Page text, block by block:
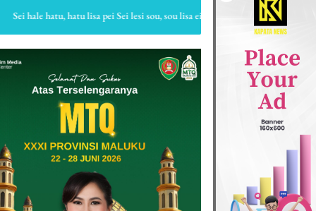
hale hatu, hatu lisa pei Sei lesi sou, sou lisa ei Sapa bale batu, batu gepe dia